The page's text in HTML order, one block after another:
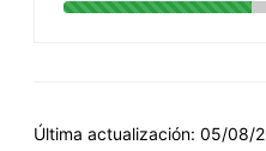
Última actualización: 05/08/